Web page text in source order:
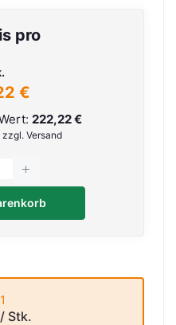
pro
€
222,22 €
Versand
/ Stk.